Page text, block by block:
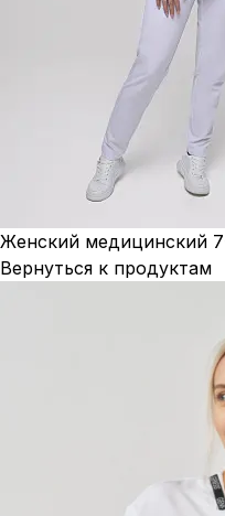
Женский медицинский
Вернуться к продуктам